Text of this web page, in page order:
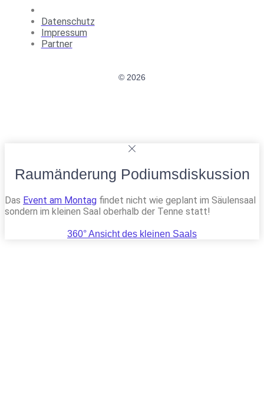
Datenschutz
Impressum
Partner
© 2026
Raumänderung Podiumsdiskussion
Das Event am Montag findet nicht wie geplant im Säulensaal
sondern im kleinen Saal oberhalb der Tenne statt!
360° Ansicht des kleinen Saals